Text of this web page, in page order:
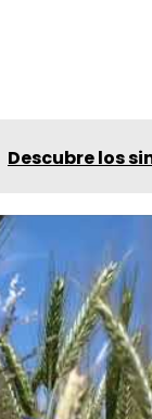
Descubre los